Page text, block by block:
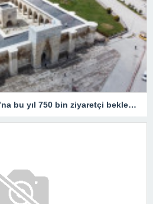
Sultanhanı Kervansarayı’na bu yıl 750 bin ziyaretçi bekleniyor